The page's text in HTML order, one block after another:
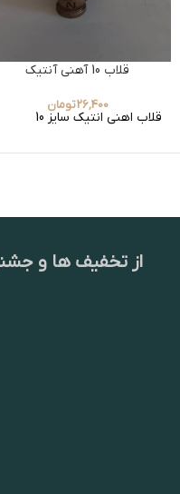
قلاب 10 آهنی آنتیک
26,400تومان
قلاب اهنی انتیک سایز 10
از تخفیف ها و